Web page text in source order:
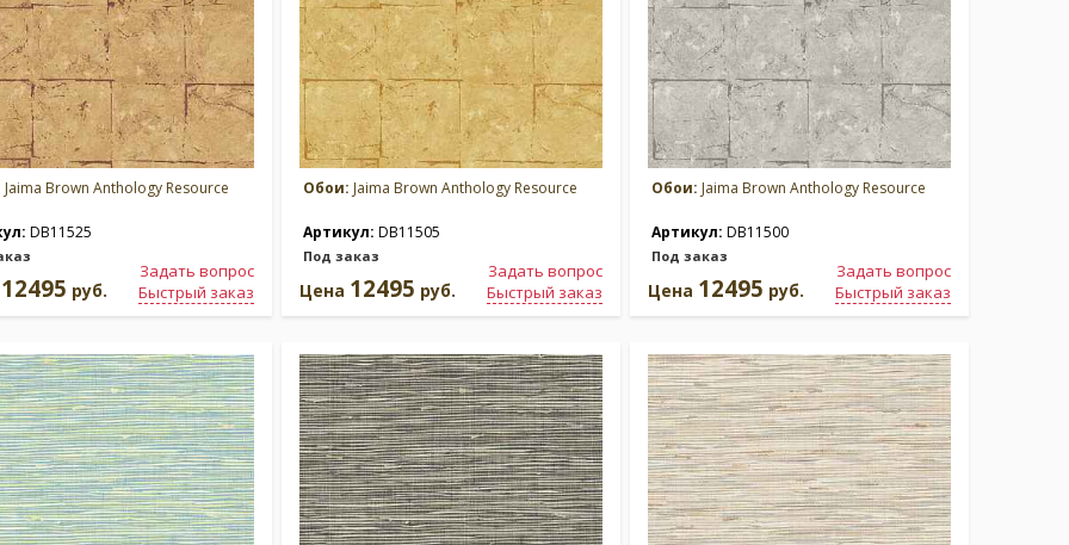
Jaima Brown Anthology Resource
DB11525
Задать вопрос
Быстрый заказ
12495 руб.
Обои: Jaima Brown Anthology Resource
Артикул: DB11505
Под заказ
Задать вопрос
Быстрый заказ
Цена 12495 руб.
Обои: Jaima Brown Anthology Resource
Артикул: DB11500
Под заказ
Задать вопрос
Быстрый заказ
Цена 12495 руб.